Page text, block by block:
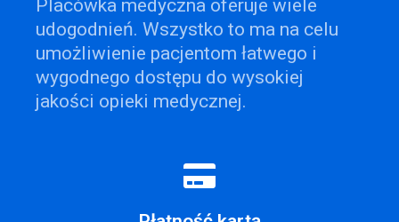
Placówka medyczna oferuje wiele
udogodnień. Wszystko to ma na celu
umożliwienie pacjentom łatwego i
wygodnego dostępu do wysokiej
jakości opieki medycznej.